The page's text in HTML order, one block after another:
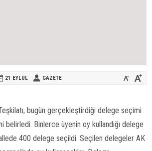
21 EYLÜL GAZETE
bugün gerçekleştirdiği delege seçimi
belirledi. Binlerce üyenin oy kullandığı delege
400 delege seçildi. Seçilen delegeler AK